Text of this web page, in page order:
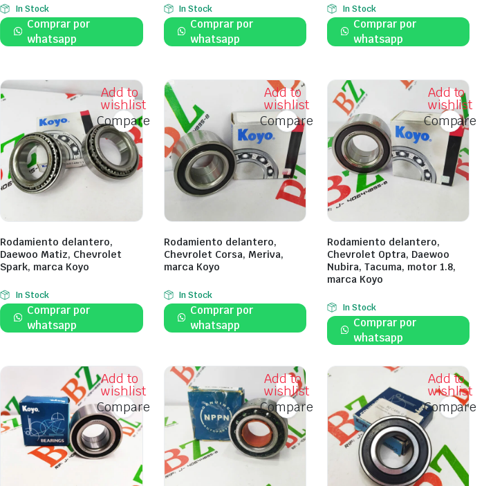
In Stock
Comprar por
whatsapp
In Stock
Comprar por
whatsapp
In Stock
Comprar por
whatsapp
Add to
wishlist
Compare
Rodamiento delantero,
Daewoo Matiz, Chevrolet
Spark, marca Koyo
In Stock
Comprar por
whatsapp
Add to
wishlist
Compare
Rodamiento delantero,
Chevrolet Corsa, Meriva,
marca Koyo
In Stock
Comprar por
whatsapp
Add to
wishlist
Compare
Rodamiento delantero,
Chevrolet Optra, Daewoo
Nubira, Tacuma, motor 1.8,
marca Koyo
In Stock
Comprar por
whatsapp
Add to
wishlist
Compare
Add to
wishlist
Compare
Add to
wishlist
Compare